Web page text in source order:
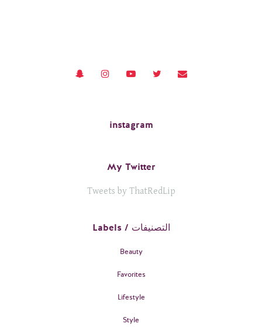
instagram
My Twitter
Tweets by ThatRedLip
Labels / التصنيفات
Beauty
Favorites
Lifestyle
Style